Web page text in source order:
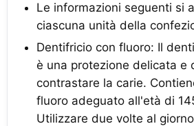
Le informazioni seguenti si
ciascuna unità della
Dentifricio con fluoro: Il
è una protezione delicata e
contrastare la carie.
fluoro adeguato all'età di
Utilizzare due volte al